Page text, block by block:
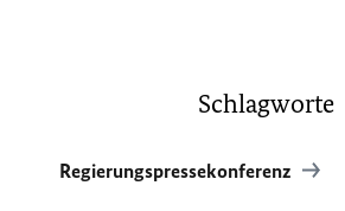
Schlagworte
Regierungspressekonferenz